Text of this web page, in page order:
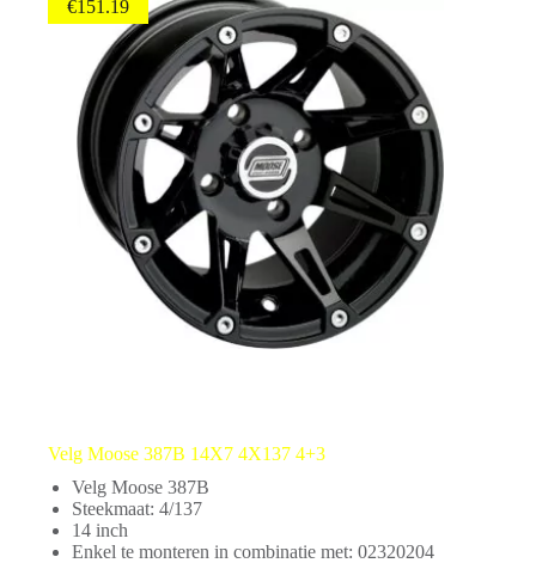
Velg Moose 387B 14X7 4X137 4+3
€151.19
Velg Moose 387B
Steekmaat: 4/137
14 inch
Enkel te monteren in combinatie met: 02320204